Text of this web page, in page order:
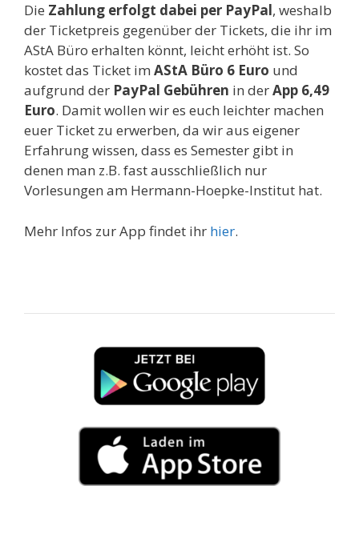
Die Zahlung erfolgt dabei per PayPal, weshalb
der Ticketpreis gegenüber der Tickets, die ihr im
AStA Büro erhalten könnt, leicht erhöht ist. So
kostet das Ticket im AStA Büro 6 Euro und
aufgrund der PayPal Gebühren in derApp 6,49
Euro. Damit wollen wir es euch leichter machen
euer Ticket zu erwerben, da wir aus eigener
Erfahrung wissen, dass es Semester gibt in
denen man z.B. fast ausschließlich nur
Vorlesungen am Hermann-Hoepke-Institut hat.
Mehr Infos zur App findet ihr hier.